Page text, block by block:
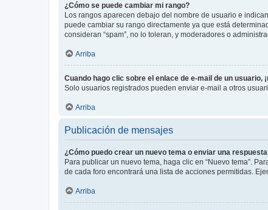
¿Cómo se puede cambiar mi rango?
Los rangos aparecen debajo del nombre de usuario e
puede cambiar su rango directamente ya que está
consideran “spam”, no lo toleran, y moderadores o
Arriba
Cuando hago clic sobre el enlace de e-mail de un usuario,
Solo usuarios registrados pueden enviar e-mail a otros
Arriba
Publicación de mensajes
¿Cómo puedo crear un nuevo tema o enviar una
Para publicar un nuevo tema, haga clic en “Nuevo tema”.
de cada foro encontrará una lista de acciones permitidas.
Arriba